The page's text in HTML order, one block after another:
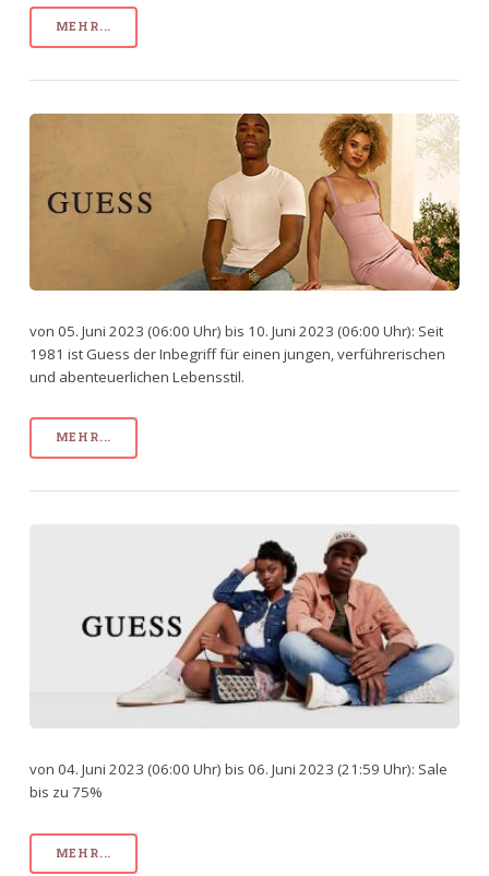
MEHR...
von 05. Juni 2023 (06:00 Uhr) bis 10. Juni 2023 (06:00 Uhr): Seit
1981 ist Guess der Inbegriff für einen jungen, verführerischen
und abenteuerlichen Lebensstil.
MEHR...
von 04. Juni 2023 (06:00 Uhr) bis 06. Juni 2023 (21:59 Uhr): Sale
bis zu 75%
MEHR...